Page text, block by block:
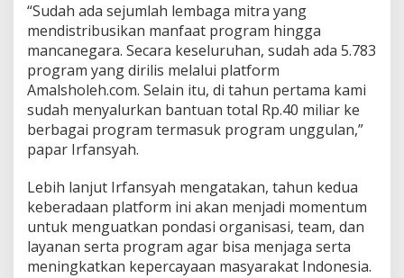
“Sudah ada sejumlah lembaga mitra yang
mendistribusikan manfaat program hingga
mancanegara. Secara keseluruhan, sudah ada 5.783
program yang dirilis melalui platform
Amalsholeh.com. Selain itu, di tahun pertama kami
sudah menyalurkan bantuan total Rp.40 miliar ke
berbagai program termasuk program unggulan,”
papar Irfansyah.
Lebih lanjut Irfansyah mengatakan, tahun kedua
keberadaan platform ini akan menjadi momentum
untuk menguatkan pondasi organisasi, team, dan
layanan serta program agar bisa menjaga serta
meningkatkan kepercayaan masyarakat Indonesia.